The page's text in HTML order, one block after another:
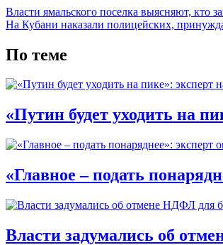
Власти ямальского поселка выясняют, кто
На Кубани наказали полицейских,
По теме
«Путин будет уходить на
«Главное – подать
Власти задумались об